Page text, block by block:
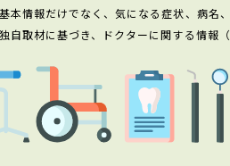
情報だけでなく、気になる症状、病名
自取材に基づき、ドクターに関する情報